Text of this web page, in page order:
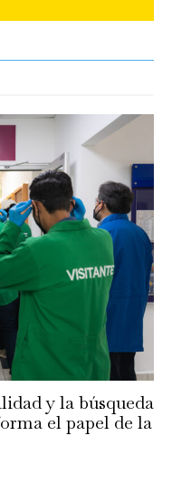
y la búsqueda
el papel de la